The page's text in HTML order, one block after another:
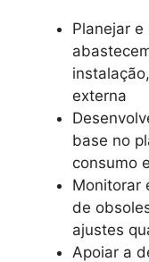
Planejar
externa
base no
consumo
Monitorar
de
ajustes
Apoiar a